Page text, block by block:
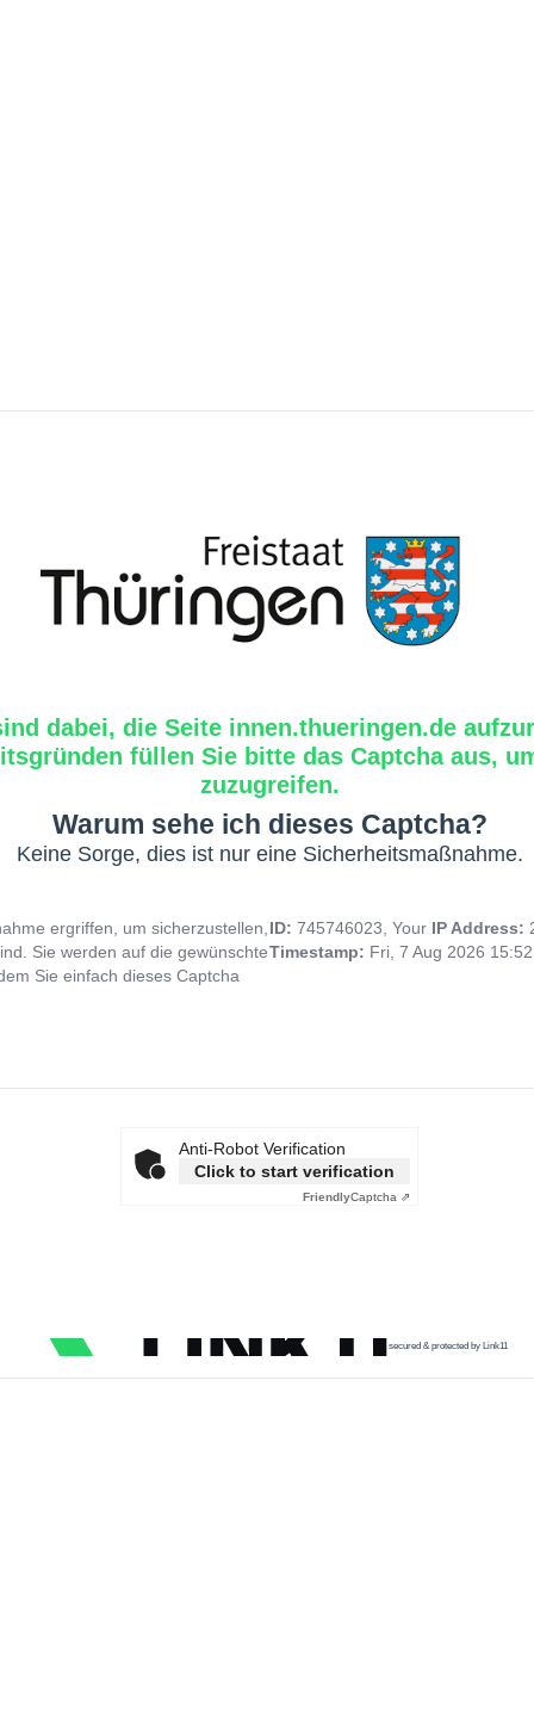
dabei, die Seite innen.thueringen.de
füllen Sie bitte das Captcha aus,
zuzugreifen.
Warum sehe ich dieses Captcha?
Keine Sorge, dies ist nur eine Sicherheitsmaßnahme.
ergriffen, um sicherzustellen,
Sie werden auf die gewünschte
Sie einfach dieses Captcha
ID: 745746023, Your IP Address:
Timestamp: Fri, 7 Aug 2026
Anti-Robot Verification
Click to start verification
FriendlyCaptcha ⇗
secured & protected by Link11